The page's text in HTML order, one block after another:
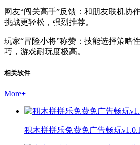
网友“闯关高手”反馈：和朋友联机协
挑战更轻松，强烈推荐。
玩家“冒险小将”称赞：技能选择策略
巧，游戏耐玩度极高。
相关软件
More+
积木拼拼乐免费免广告畅玩